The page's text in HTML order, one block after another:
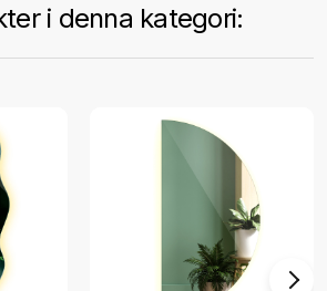
i denna kategori: